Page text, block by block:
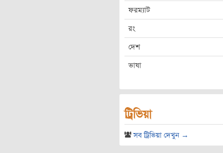
ফরম্যাট
রং
দেশ
ভাষা
ট্রিভিয়া
সব ট্রিভিয়া দেখুন →